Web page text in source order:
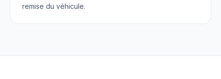
remise du véhicule.